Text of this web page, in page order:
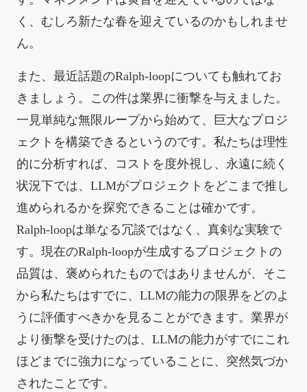
く、むしろ新たな春を迎えているのかもしれませ
ん。
また、最近話題のRalph-loopについても触れてお
きましょう。この件は業界に衝撃を与えました。
一見単純な無限ループから始めて、巨大なプロジ
ェクトを構築できるというのです。私たちは理性
的に分析すれば、コストを度外視し、永遠に続く
状況下では、LLMがプロジェクトをどこまで推し
進められるかを探究できることは確かです。
Ralph-loopは単なる冗談ではなく、真剣な実験で
す。現在のRalph-loopが生成するプロジェクトの
品質は、褒められたものではありませんが、そこ
から私たちはすでに、LLMの能力の限界をどのよ
うに評価すべきかを見ることができます。業界が
より衝撃を受けたのは、LLMの能力がすでにこれ
ほどまでに強力になっていることに、突然気づか
されたことです。